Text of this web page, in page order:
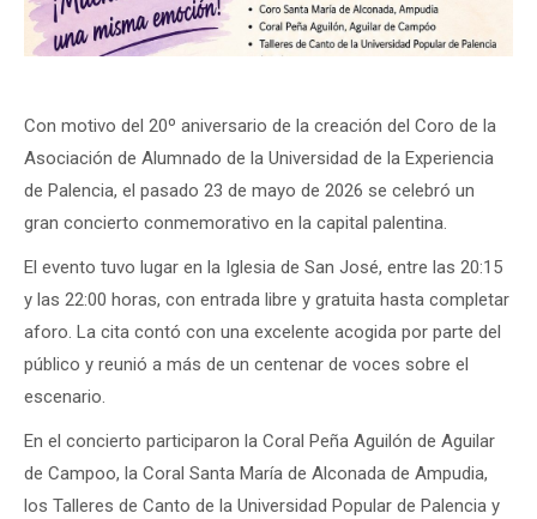
Con motivo del 20º aniversario de la creación del Coro de la
Asociación de Alumnado de la Universidad de la Experiencia
de Palencia, el pasado 23 de mayo de 2026 se celebró un
gran concierto conmemorativo en la capital palentina.
El evento tuvo lugar en la Iglesia de San José, entre las 20:15
y las 22:00 horas, con entrada libre y gratuita hasta completar
aforo. La cita contó con una excelente acogida por parte del
público y reunió a más de un centenar de voces sobre el
escenario.
En el concierto participaron la Coral Peña Aguilón de Aguilar
de Campoo, la Coral Santa María de Alconada de Ampudia,
los Talleres de Canto de la Universidad Popular de Palencia y